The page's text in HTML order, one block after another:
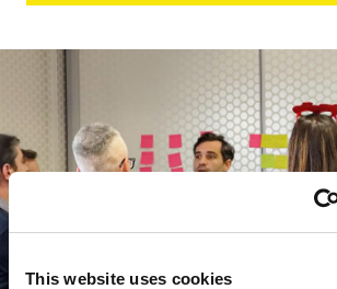
This website uses cookies